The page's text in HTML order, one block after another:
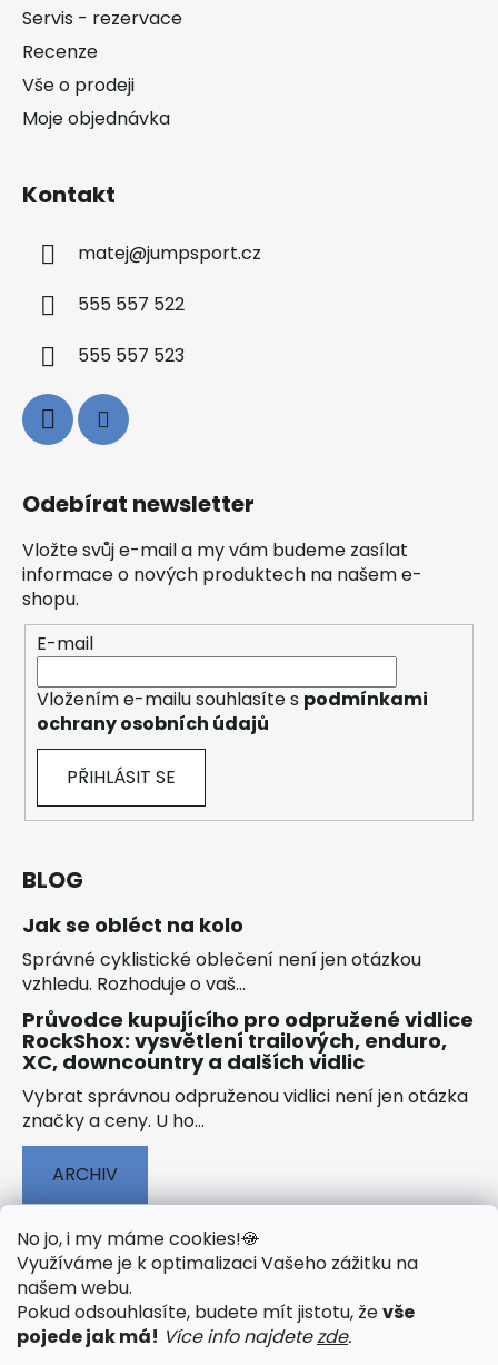
No jo, i my máme cookies!🍪
Využíváme je k optimalizaci Vašeho zážitku na
našem webu.
Pokud odsouhlasíte, budete mít jistotu, ževše
pojede jak má! Více info najdetezde.
Servis - rezervace
Recenze
Vše o prodeji
Moje objednávka
Kontakt
matej@jumpsport.cz
555 557 522
555 557 523
Odebírat newsletter
Vložte svůj e-mail a my vám budeme zasílat
informace o nových produktech na našem e-
shopu.
E-mail
Vložením e-mailu souhlasíte s podmínkami
ochrany osobních údajů
PŘIHLÁSIT SE
BLOG
Jak se obléct na kolo
Správné cyklistické oblečení není jen otázkou
vzhledu. Rozhoduje o vaš...
Průvodce kupujícího pro odpružené vidlice
RockShox: vysvětlení trailových, enduro,
XC, downcountry a dalších vidlic
Vybrat správnou odpruženou vidlici není jen otázka
značky a ceny. U ho...
ARCHIV
🟢 TECHNOLOGIE
🟢 O ELEKTROKOLECH
🟢 NÁVODY KE STAŽENÍ